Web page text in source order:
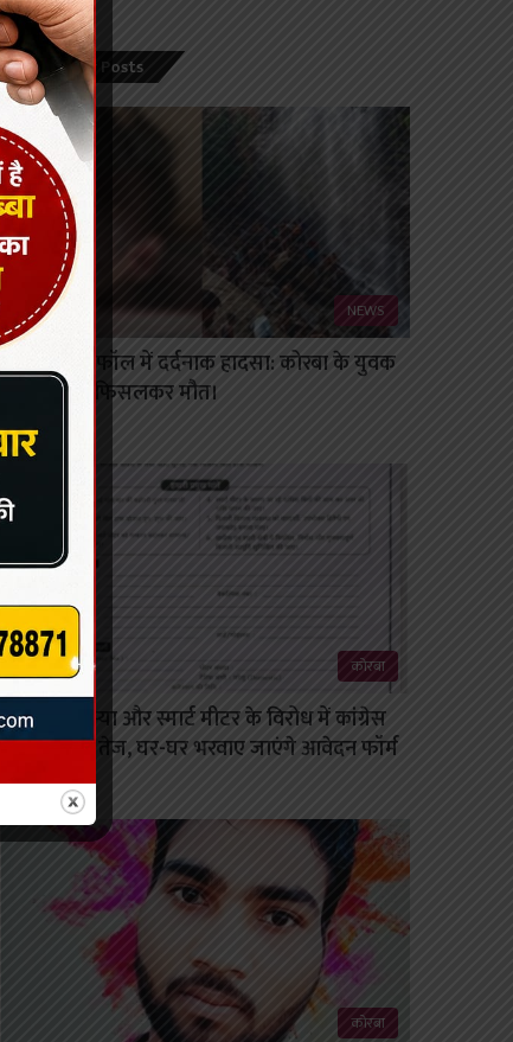
Popular Posts
NEWS
नगरदा वॉटरफॉल में दर्दनाक हादसा: कोरबा के युवक
की पहाड़ से फिसलकर मौत।
कोरबा
बिजली समस्या और स्मार्ट मीटर के विरोध में कांग्रेस
का अभियान तेज, घर-घर भरवाए जाएंगे आवेदन फॉर्म
कोरबा